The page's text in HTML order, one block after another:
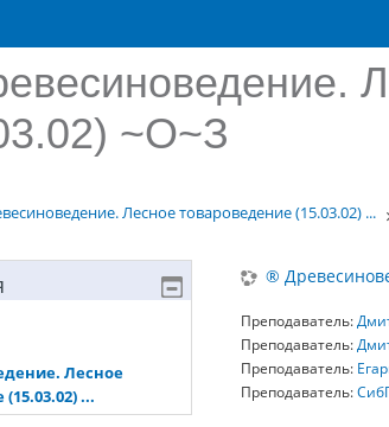
~О~З
Лесное товароведение (15.03.02) ...
®
Преподаватель:
Преподаватель:
Преподаватель:
Преподаватель:
Лесное
...